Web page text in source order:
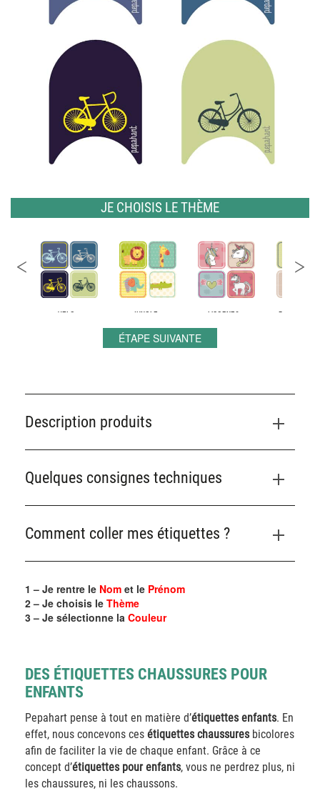
Facebook
Instagram
Pinterest
JE CHOISIS LE THÈME
VELO JUNGLE LICORNES DANS LES
ÉTAPE SUIVANTE
Description produits
Quelques consignes techniques
Comment coller mes étiquettes ?
1 – Je rentre le Nom et le Prénom
2 – Je choisis le Thème
3 – Je sélectionne la Couleur
DES ÉTIQUETTES CHAUSSURES POUR
ENFANTS
Pepahart pense à tout en matière d’étiquettes enfants. En
effet, nous concevons ces étiquettes chaussuresbicolores
afin de faciliter la vie de chaque enfant. Grâce à ce
concept d’étiquettes pour enfants, vous ne perdrez plus, ni
les chaussures, ni les chaussons.